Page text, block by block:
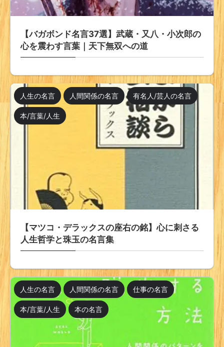
【バガボンド名言37選】武蔵・又八・小次郎の
心を震わす言葉｜天下無双への道
人生の名言 人間関係の名言 有名人/芸人の名言
本/言葉/人生
【マツコ・デラックスの座右の銘】心に刺さる
人生哲学と珠玉の名言集
人生の名言 人間関係の名言 仕事の名言
本/言葉/人生 本の名言